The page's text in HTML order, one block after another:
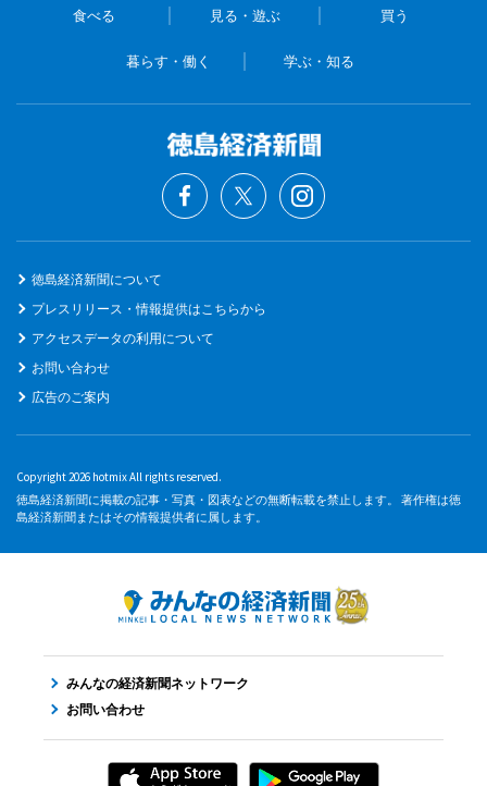
食べる 見る・遊ぶ 買う
暮らす・働く 学ぶ・知る
徳島経済新聞について
プレスリリース・情報提供はこちらから
アクセスデータの利用について
お問い合わせ
広告のご案内
Copyright 2026 hotmix All rights reserved.
徳島経済新聞に掲載の記事・写真・図表などの無断転載を禁止します。 著作権は徳
島経済新聞またはその情報提供者に属します。
みんなの経済新聞ネットワーク
お問い合わせ